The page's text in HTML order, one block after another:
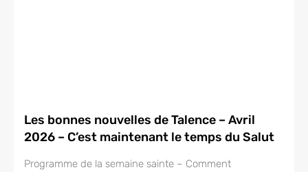
Les bonnes nouvelles de Talence – Avril
2026 – C’est maintenant le temps du Salut
Programme de la semaine sainte – Comment